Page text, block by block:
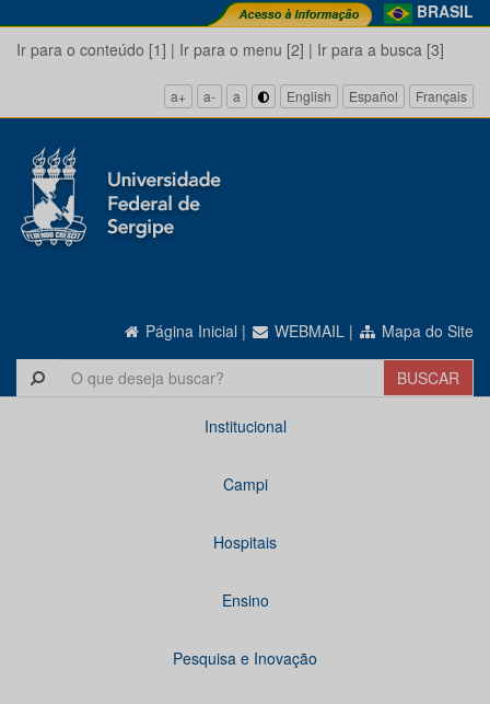
BRASIL
Ir para o conteúdo [1] | Ir para o menu [2] | Ir para a busca [3]
a+ a- a English Español Français
Página Inicial | WEBMAIL | Mapa do Site
Institucional
Campi
Hospitais
Ensino
Pesquisa e Inovação